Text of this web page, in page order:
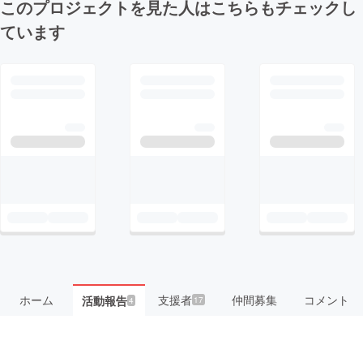
このプロジェクトを見た人はこちらもチェックし
ています
ホーム 活動報告4 支援者 17 仲間募集 コメント